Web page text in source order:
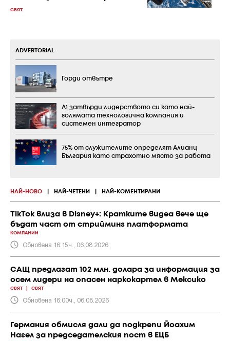
СВЯТ
НАЙ-НОВО НАЙ-ЧЕТЕНИ НАЙ-КОМЕНТИРАНИ
TikTok влиза в Disney+: Кратките видеа вече ще
бъдат част от стрийминг платформата
КОМПАНИИ
Обновена 16:15ч., 06.08.2026
САЩ предлагат 102 млн. долара за информация за
осем лидери на опасен наркокартел в Мексико
СВЯТ СВЯТ
Обновена 16:00ч., 06.08.2026
Германия обмисля дали да подкрепи Йоахим
Нагел за председателския пост в ЕЦБ
ADVERTORIAL
Горди отвътре
А1 затвърди лидерството си като най-
голямата технологична компания и
системен интегратор
75% от служителите определят Алианц
България като страхотно място за работа